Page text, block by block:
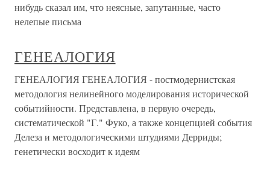
нибудь сказал им, что неясные, запутанные, часто
нелепые письма
ГЕНЕАЛОГИЯ
ГЕНЕАЛОГИЯ ГЕНЕАЛОГИЯ - постмодернистская
методология нелинейного моделирования исторической
событийности. Представлена, в первую очередь,
систематической "Г." Фуко, а также концепцией события
Делеза и методологическими штудиями Дерриды;
генетически восходит к идеям